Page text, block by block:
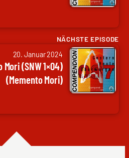
NÄCHSTE EPISODE
20. Januar 2024
Mori (SNW 1×04)
(Memento Mori)